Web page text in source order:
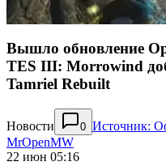
Вышло обновление
TES III: Morrowind
Tamriel Rebuilt
Новости 0 Источник:
MrOpenMW
22 июн 05:16